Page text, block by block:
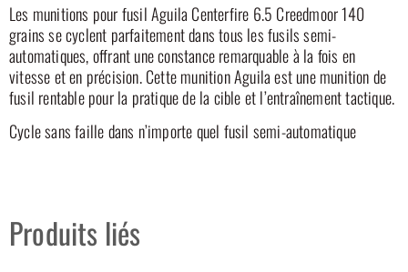
Les munitions pour fusil Aguila Centerfire 6.5 Creedmoor 140
grains se cyclent parfaitement dans tous les fusils semi-
automatiques, offrant une constance remarquable à la fois en
vitesse et en précision. Cette munition Aguila est une munition de
fusil rentable pour la pratique de la cible et l’entraînement tactique.
Cycle sans faille dans n’importe quel fusil semi-automatique
Produits liés